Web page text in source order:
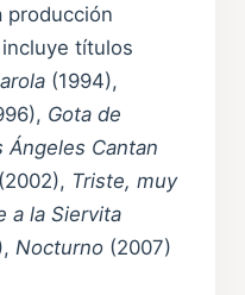
producción
títulos
(1994),
Gota de
Ángeles Cantan
(2002), Triste, muy
a la Siervita
Nocturno (2007)